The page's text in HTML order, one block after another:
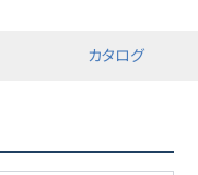
カタログ